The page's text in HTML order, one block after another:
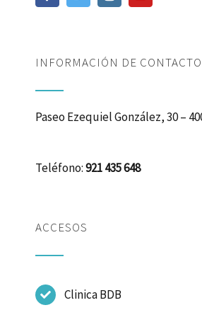
INFORMACIÓN DE CONTACTO
Paseo Ezequiel González, 30 –
Teléfono:921 435 648
ACCESOS
Clinica BDB